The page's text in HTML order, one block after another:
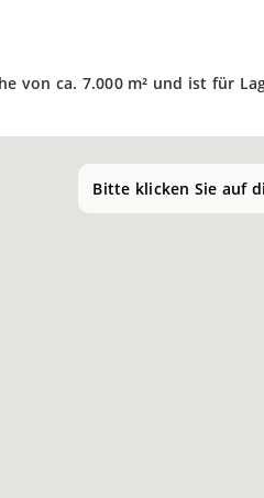
von ca. 7.000 m² und ist für
Bitte klicken Sie auf